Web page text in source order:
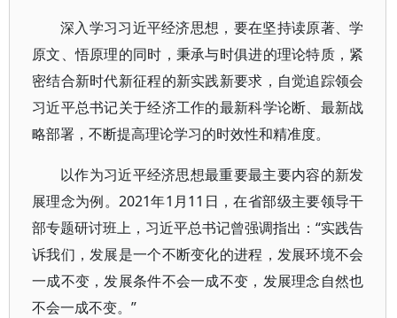
深入学习习近平经济思想，要在坚持读原著、学
原文、悟原理的同时，秉承与时俱进的理论特质，紧
密结合新时代新征程的新实践新要求，自觉追踪领会
习近平总书记关于经济工作的最新科学论断、最新战
略部署，不断提高理论学习的时效性和精准度。
以作为习近平经济思想最重要最主要内容的新发
展理念为例。2021年1月11日，在省部级主要领导干
部专题研讨班上，习近平总书记曾强调指出：“实践告
诉我们，发展是一个不断变化的进程，发展环境不会
一成不变，发展条件不会一成不变，发展理念自然也
不会一成不变。”